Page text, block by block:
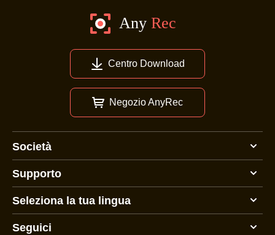
Centro Download
Negozio AnyRec
Società
Supporto
Seleziona la tua lingua
Seguici